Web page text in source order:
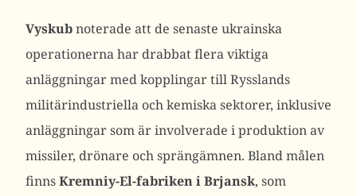
Vyskubnoterade att de senaste ukrainska
operationerna har drabbat flera viktiga
anläggningar med kopplingar till Rysslands
militärindustriella och kemiska sektorer, inklusive
anläggningar som är involverade i produktion av
missiler, drönare och sprängämnen. Bland målen
finnsKremniy-El-fabriken i Brjansk, som